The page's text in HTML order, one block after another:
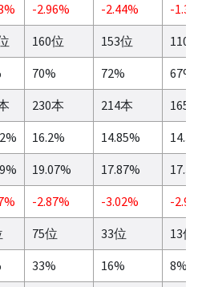
-2.96% -2.44%
-
160位 153位
110
70% 72%
67%
230本 214本
165
16.2% 14.85%
19.07% 17.87%
-2.87% -3.02%
-
75位 33位
13位
33% 16% 8%